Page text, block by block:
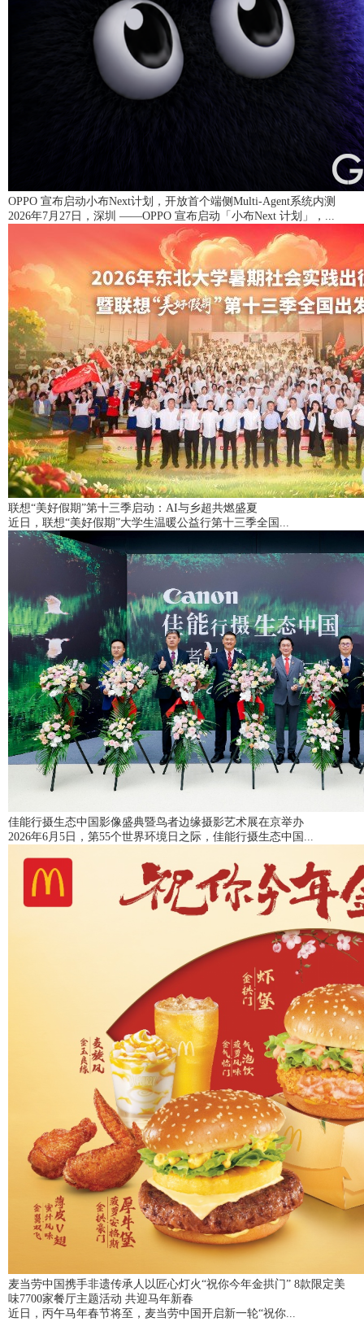
OPPO 宣布启动小布Next计划，开放首个端侧Multi-Agent系统内测
2026年7月27日，深圳 ——OPPO 宣布启动「小布Next 计划」，...
联想“美好假期”第十三季启动：AI与乡超共燃盛夏
近日，联想“美好假期”大学生温暖公益行第十三季全国...
佳能行摄生态中国影像盛典暨鸟者边缘摄影艺术展在京举办
2026年6月5日，第55个世界环境日之际，佳能行摄生态中国...
麦当劳中国携手非遗传承人以匠心灯火“祝你今年金拱门” 8款限定美
味7700家餐厅主题活动 共迎马年新春
近日，丙午马年春节将至，麦当劳中国开启新一轮“祝你...